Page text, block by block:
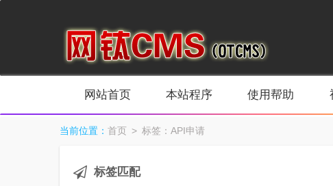
网站首页 本站程序 使用帮助
当前位置： 首页 > 标签：API申请
标签匹配